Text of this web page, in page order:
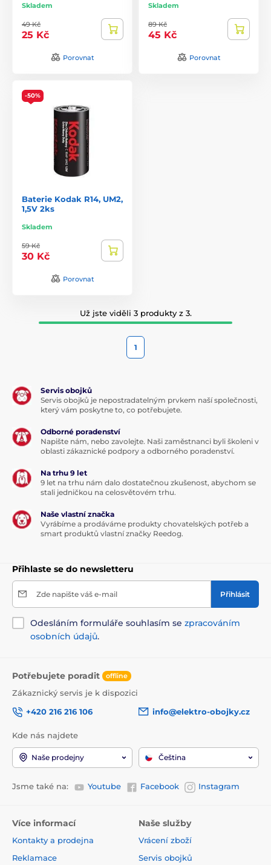
Skladem
49 Kč
25 Kč
Porovnat
Skladem
89 Kč
45 Kč
Porovnat
-50%
Baterie Kodak R14, UM2,
1,5V 2ks
Skladem
59 Kč
30 Kč
Porovnat
Už jste viděli 3 produkty z 3.
1
Servis obojků
Servis obojků je nepostradatelným prvkem naší společnosti,
který vám poskytne to, co potřebujete.
Odborné poradenství
Napište nám, nebo zavolejte. Naši zaměstnanci byli školeni v
oblasti zákaznické podpory a odborného poradenství.
Na trhu 9 let
9 let na trhu nám dalo dostatečnou zkušenost, abychom se
stali jedničkou na celosvětovém trhu.
Naše vlastní značka
Vyrábíme a prodáváme produkty chovatelských potřeb a
smart produktů vlastní značky Reedog.
Přihlaste se do newsletteru
Zde napište váš e-mail Přihlásit
Odesláním formuláře souhlasím se zpracováním
osobních údajů.
Potřebujete poradit offline
Zákaznický servis je k dispozici
+420 216 216 106
info@elektro-obojky.cz
Kde nás najdete
Naše prodejny Čeština
Jsme také na: Youtube Facebook Instagram
Více informací
Kontakty a prodejna
Reklamace
Naše služby
Vrácení zboží
Servis obojků